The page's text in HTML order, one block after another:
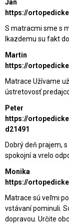
Jan
https://
S matracmi sme s
lkazdemu su fakt
Martin
https://
Matrace Užívame
ústretovosť
Peter
https://
d21491
Dobrý deň prajem,
spokojní a vrelo
Monika
https://
Matrace sú veľmi
vstávaní pominuli.
dopravou. Určite